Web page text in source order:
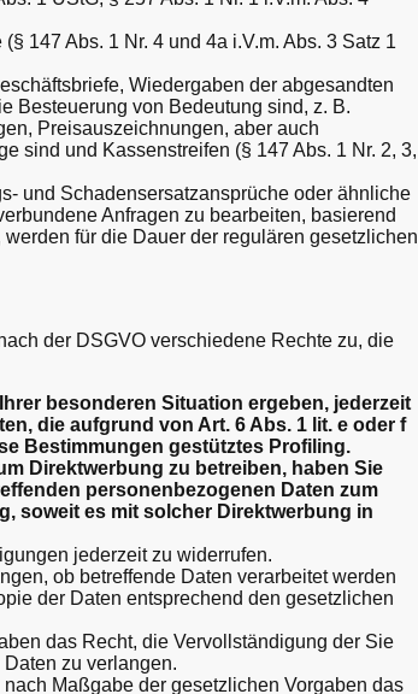
147 Abs. 1 Nr. 4 und 4a i.V.m. Abs. 3 Satz 1
Wiedergaben der abgesandten
Besteuerung von Bedeutung sind, z. B.
Preisauszeichnungen, aber auch
sind und Kassenstreifen (§ 147 Abs. 1 Nr. 2, 3,
und Schadensersatzansprüche oder ähnliche
Anfragen zu bearbeiten, basierend
für die Dauer der regulären gesetzlichen
der DSGVO verschiedene Rechte zu, die
besonderen Situation ergeben, jederzeit
die aufgrund von Art. 6 Abs. 1 lit. e oder f
Bestimmungen gestütztes Profiling.
Direktwerbung zu betreiben, haben Sie
personenbezogenen Daten zum
soweit es mit solcher Direktwerbung in
jederzeit zu widerrufen.
ob betreffende Daten verarbeitet werden
der Daten entsprechend den gesetzlichen
das Recht, die Vervollständigung der Sie
zu verlangen.
nach Maßgabe der gesetzlichen Vorgaben das